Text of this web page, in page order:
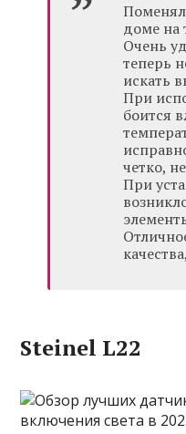
доме на
Очень
теперь
искать
При
боится
четко,
При
Steinel L22